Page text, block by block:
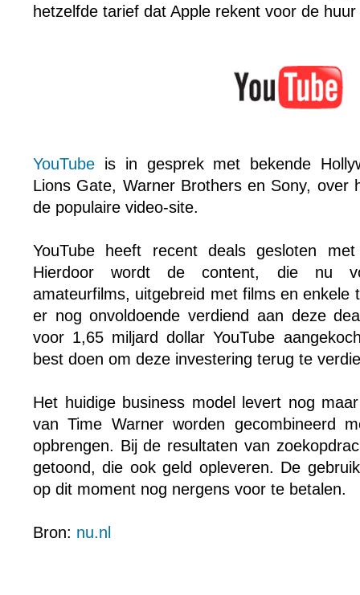
hetzelfde tarief dat Apple rekent voor de
YouTube is in gesprek met bekende
Lions Gate, Warner Brothers en Sony, over
de populaire video-site.
YouTube heeft recent deals gesloten
Hierdoor wordt de content, die nu
amateurfilms, uitgebreid met films en enkele
er nog onvoldoende verdiend aan deze
voor 1,65 miljard dollar YouTube
best doen om deze investering terug te
Het huidige business model levert nog
van Time Warner worden gecombineerd
opbrengen. Bij de resultaten van
getoond, die ook geld opleveren. De
op dit moment nog nergens voor te betalen.
Bron: nu.nl